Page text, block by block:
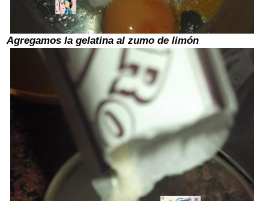
Agregamos la gelatina al zumo de limón